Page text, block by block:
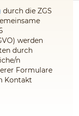
durch die ZGS
werden
durch
n
Formulare
Kontakt